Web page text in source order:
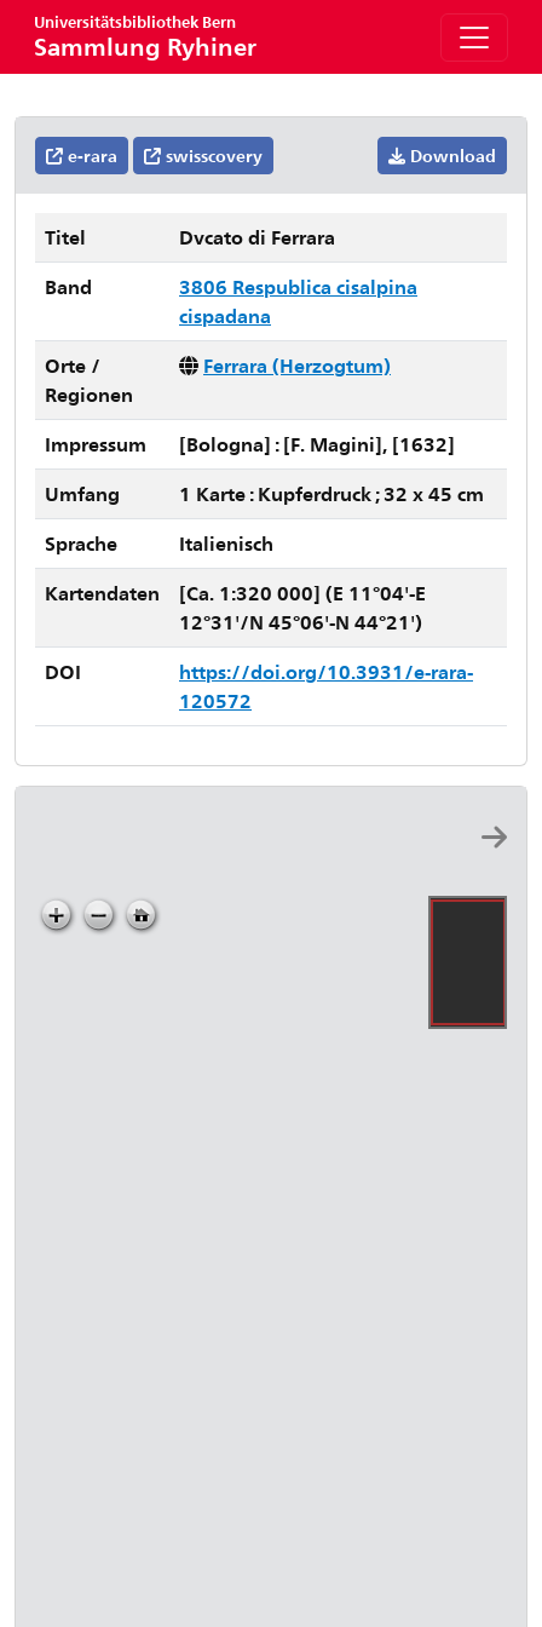
Universitätsbibliothek Bern
Sammlung Ryhiner
e-rara swisscovery Download
Titel
Dvcato di Ferrara
Band
3806 Respublica cisalpina
cispadana
Orte /
Regionen
Ferrara (Herzogtum)
Impressum
[Bologna] : [F. Magini], [1632]
Umfang
1 Karte : Kupferdruck ; 32 x 45 cm
Sprache
Italienisch
Kartendaten
[Ca. 1:320 000] (E 11°04'-E
12°31'/N 45°06'-N 44°21')
DOI
https://doi.org/10.3931/e-rara-
120572